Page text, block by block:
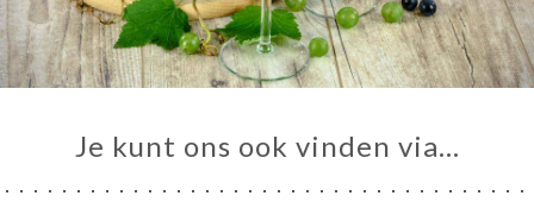
Je kunt ons ook vinden via…